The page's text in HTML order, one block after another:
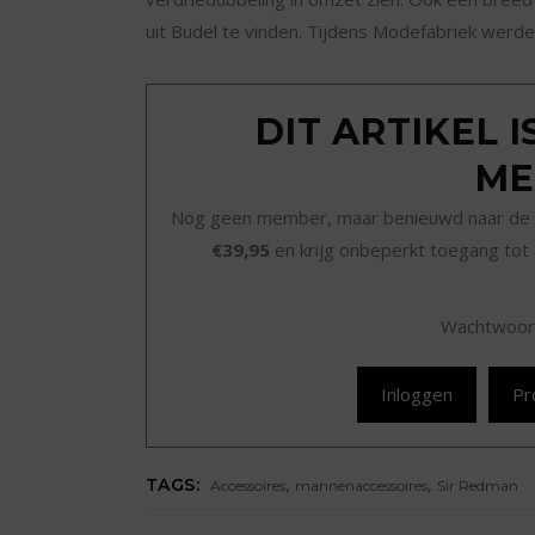
uit Budel te vinden. Tijdens Modefabriek
DIT ARTIKEL
Nog geen member, maar benieuwd naar
€39,95 en krijg onbeperkt toegang tot
Inloggen
TAGS: Accessoires, mannenaccessoires, Sir Redman